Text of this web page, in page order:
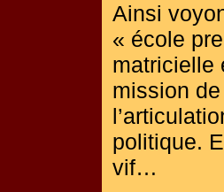
Ainsi
« école
matricielle
mission
politique.
vif…